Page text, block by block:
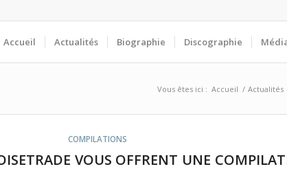
Accueil Actualités Biographie Discographie
Vous êtes ici : Accueil / Actualités
COMPILATIONS
VOUS OFFRENT UNE